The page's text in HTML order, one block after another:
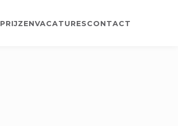
PRIJZENVACATURESCONTACT